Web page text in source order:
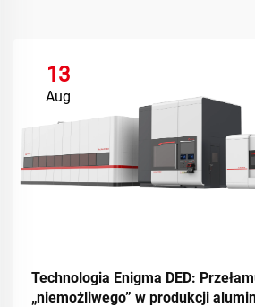
13
Aug
Technologia Enigma DED:
„niemożliwego” w produkcji